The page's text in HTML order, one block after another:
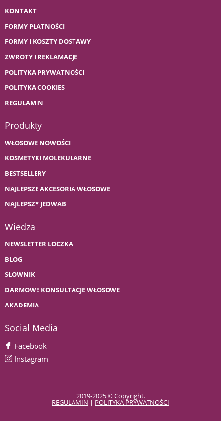
KONTAKT
FORMY PŁATNOŚCI
FORMY I KOSZTY DOSTAWY
ZWROTY I REKLAMACJE
POLITYKA PRYWATNOŚCI
POLITYKA COOKIES
REGULAMIN
Produkty
WŁOSOWE NOWOŚCI
KOSMETYKI MOLEKULARNE
BESTSELLERY
NAJLEPSZE AKCESORIA WŁOSOWE
NAJLEPSZY JEDWAB
Wiedza
NEWSLETTER LOCZKA
BLOG
SŁOWNIK
DARMOWE KONSULTACJE WŁOSOWE
AKADEMIA
Social Media
Facebook
Instagram
2019-2025 © Copyright.
REGULAMIN | POLITYKA PRYWATNOŚCI